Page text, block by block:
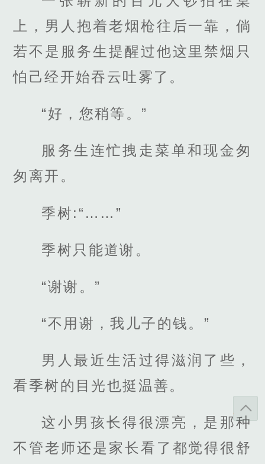
上，男人抱着老烟枪往后一靠，倘
若不是服务生提醒过他这里禁烟只
怕己经开始吞云吐雾了。
“好，您稍等。”
服务生连忙拽走菜单和现金匆
匆离开。
季树:“……”
季树只能道谢。
“谢谢。”
“不用谢，我儿子的钱。”
男人最近生活过得滋润了些，
看季树的目光也挺温善。
这小男孩长得很漂亮，是那种
不管老师还是家长看了都觉得很舒